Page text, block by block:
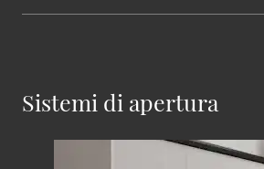
Sistemi di apertura